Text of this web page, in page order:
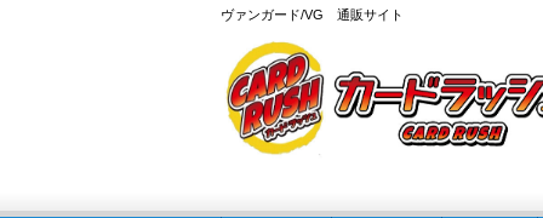
ヴァンガード/VG 通販サイト